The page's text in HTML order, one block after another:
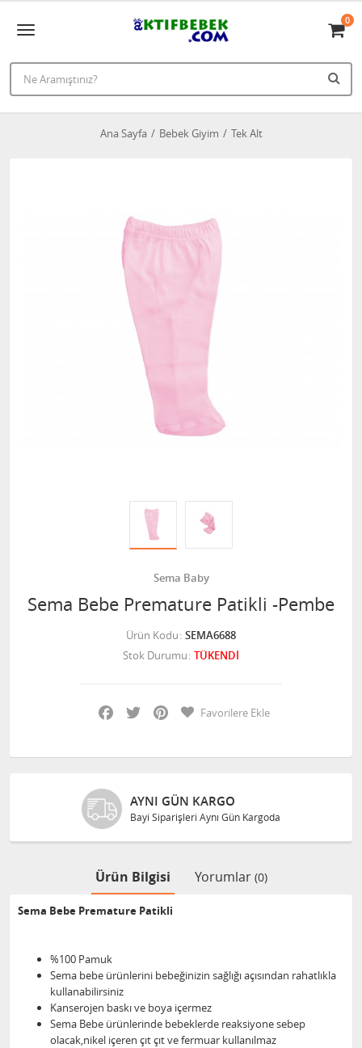
0
Ana Sayfa Bebek Giyim Tek Alt
Sema Baby
Sema Bebe Premature Patikli -Pembe
Ürün Kodu SEMA6688
Stok Durumu TÜKENDİ
Facebook
Twitter PinterestFavorilere Ekle
AYNI GÜN KARGO
Bayi Siparişleri Aynı Gün Kargoda
Ürün Bilgisi Yorumlar (0)
Sema Bebe Premature Patikli
%100 Pamuk
Sema bebe ürünlerini bebeğinizin sağlığı açısından rahatlıkla
kullanabilirsiniz
Kanserojen baskı ve boya içermez
Sema Bebe ürünlerinde bebeklerde reaksiyone sebep
olacak,nikel içeren çıt çıt ve fermuar kullanılmaz